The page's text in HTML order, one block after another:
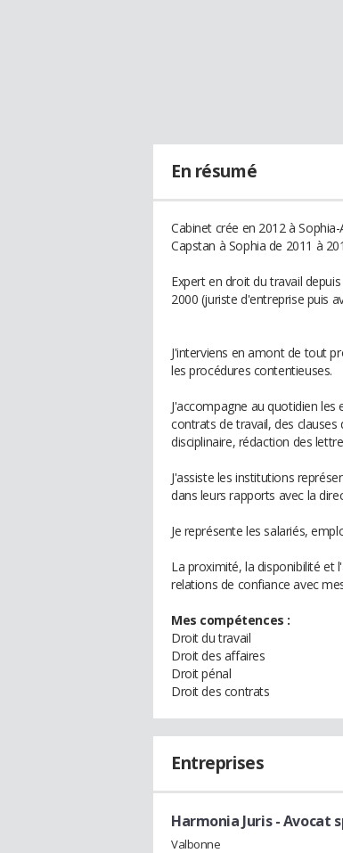
En résumé
Cabinet crée en 2012 à
Capstan à Sophia de 2011 à
Expert en droit du travail
2000 (juriste d'entreprise puis
J'interviens en amont de tout
les procédures contentieuses.
J'accompagne au quotidien
contrats de travail, des
disciplinaire, rédaction des
J'assiste les institutions
dans leurs rapports avec la
Je représente les salariés,
La proximité, la disponibilité et
relations de confiance avec
Mes compétences :
Droit du travail
Droit des affaires
Droit pénal
Droit des contrats
Entreprises
Harmonia Juris- Avocat
Valbonne